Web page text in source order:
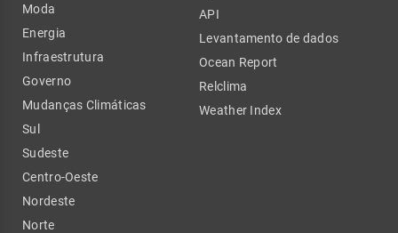
Moda
Energia
Infraestrutura
Governo
Mudanças Climáticas
Sul
Sudeste
Centro-Oeste
Nordeste
Norte
API
Levantamento de dados
Ocean Report
Relclima
Weather Index